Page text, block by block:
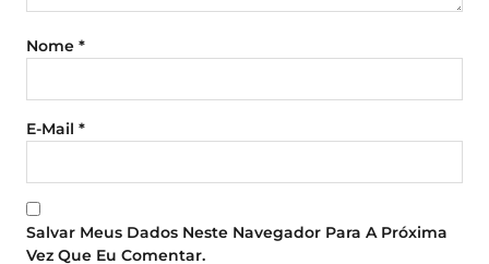
Nome *
E-Mail *
Salvar Meus Dados Neste Navegador Para A Próxima
Vez Que Eu Comentar.